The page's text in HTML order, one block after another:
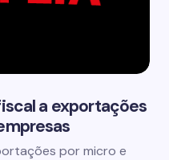
a exportações
por micro e